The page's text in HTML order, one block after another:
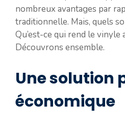
nombreux avantages par
traditionnelle. Mais, quels
Qu’est-ce qui rend le vinyle
Découvrons ensemble.
Une solution
économique